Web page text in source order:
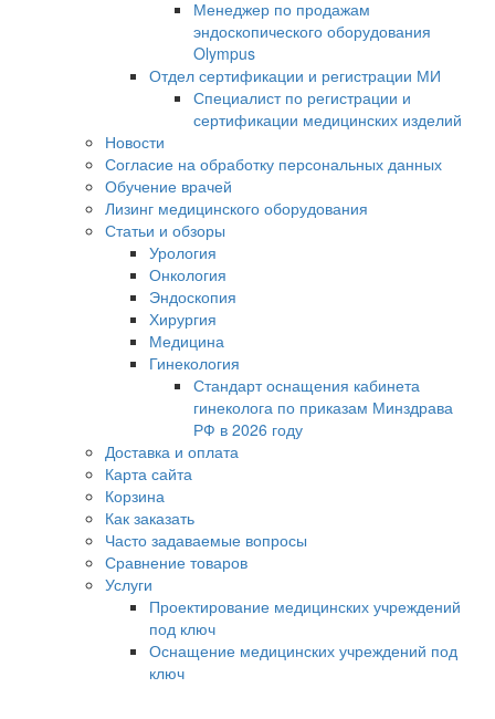
Менеджер по продажам
эндоскопического оборудования
Olympus
Отдел сертификации и регистрации МИ
Специалист по регистрации и
сертификации медицинских изделий
Новости
Согласие на обработку персональных данных
Обучение врачей
Лизинг медицинского оборудования
Статьи и обзоры
Урология
Онкология
Эндоскопия
Хирургия
Медицина
Гинекология
Стандарт оснащения кабинета
гинеколога по приказам Минздрава
РФ в 2026 году
Доставка и оплата
Карта сайта
Корзина
Как заказать
Часто задаваемые вопросы
Сравнение товаров
Услуги
Проектирование медицинских учреждений
под ключ
Оснащение медицинских учреждений под
ключ